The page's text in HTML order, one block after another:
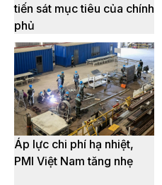
tiến sát mục tiêu của chính
phủ
Áp lực chi phí hạ nhiệt,
PMI Việt Nam tăng nhẹ